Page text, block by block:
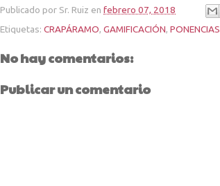
Publicado por Sr. Ruiz en febrero 07, 2018
Etiquetas: CRAPÁRAMO, GAMIFICACIÓN, PONENCIAS
No hay comentarios:
Publicar un comentario